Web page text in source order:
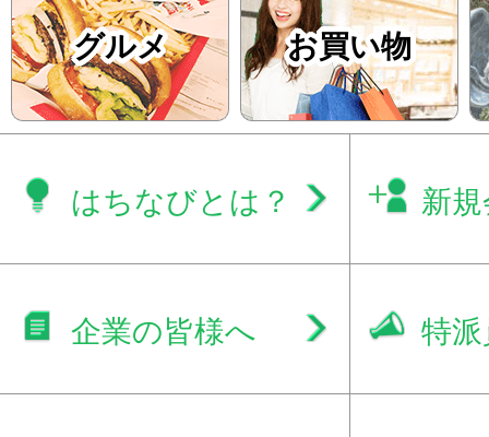
グルメ お買い物
はちなびとは？ 新
企業の皆様へ 特